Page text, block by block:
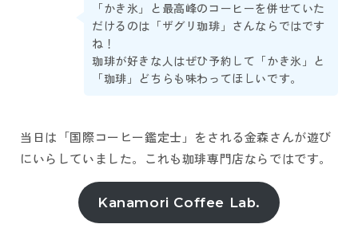
「かき氷」と最高峰のコーヒーを併せていた
だけるのは「ザグリ珈琲」さんならではです
ね！
珈琲が好きな人はぜひ予約して「かき氷」と
「珈琲」どちらも味わってほしいです。
当日は「国際コーヒー鑑定士」をされる金森さんが遊び
にいらしていました。これも珈琲専門店ならではです。
Kanamori Coffee Lab.